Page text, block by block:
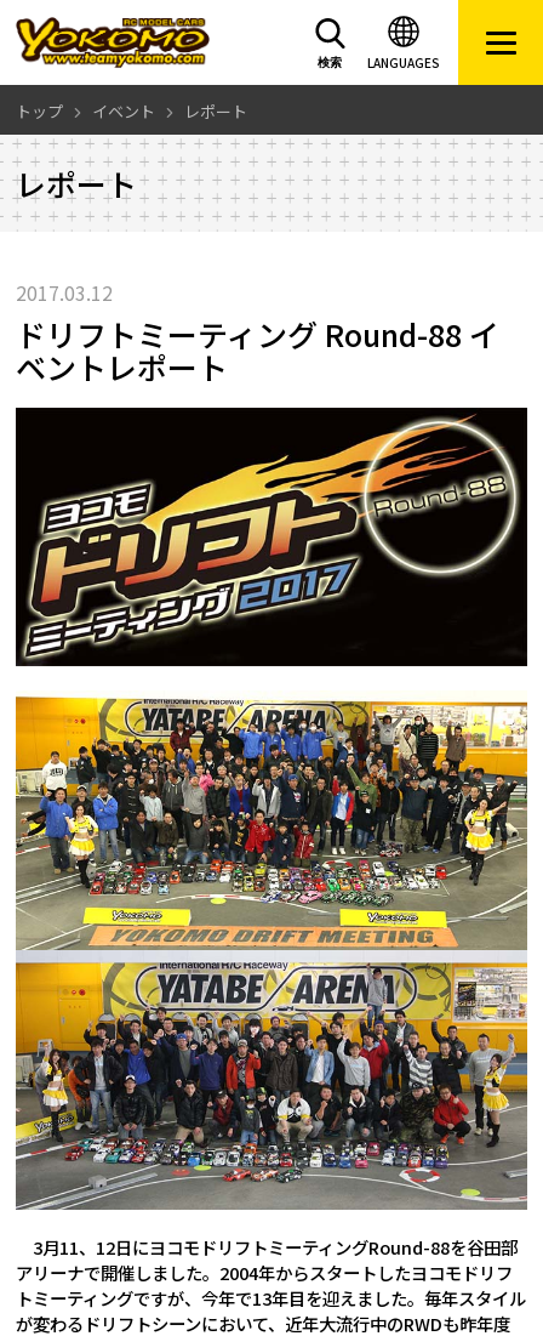
LANGUAGES
検索
トップ イベント レポート
レポート
2017.03.12
ドリフトミーティング Round-88 イ
ベントレポート
3月11、12日にヨコモドリフトミーティングRound-88を谷田部
アリーナで開催しました。2004年からスタートしたヨコモドリフ
トミーティングですが、今年で13年目を迎えました。毎年スタイル
が変わるドリフトシーンにおいて、近年大流行中のRWDも昨年度